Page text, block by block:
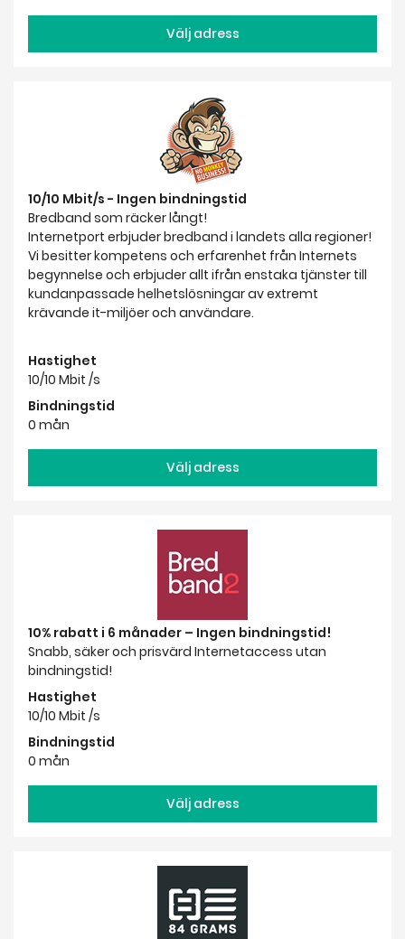
Välj adress
10/10 Mbit/s - Ingen bindningstid
Bredband som räcker långt!
Internetport erbjuder bredband i landets alla regioner!
Vi besitter kompetens och erfarenhet från Internets
begynnelse och erbjuder allt ifrån enstaka tjänster till
kundanpassade helhetslösningar av extremt
krävande it-miljöer och användare.
Hastighet
10/10 Mbit /s
Bindningstid
0 mån
Välj adress
10% rabatt i 6 månader – Ingen bindningstid!
Snabb, säker och prisvärd Internetaccess utan
bindningstid!
Hastighet
10/10 Mbit /s
Bindningstid
0 mån
Välj adress